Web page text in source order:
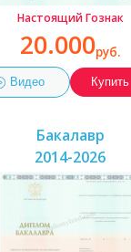
Настоящий Гознак
20.000руб.
Видео Купить
Бакалавр
2014-2026